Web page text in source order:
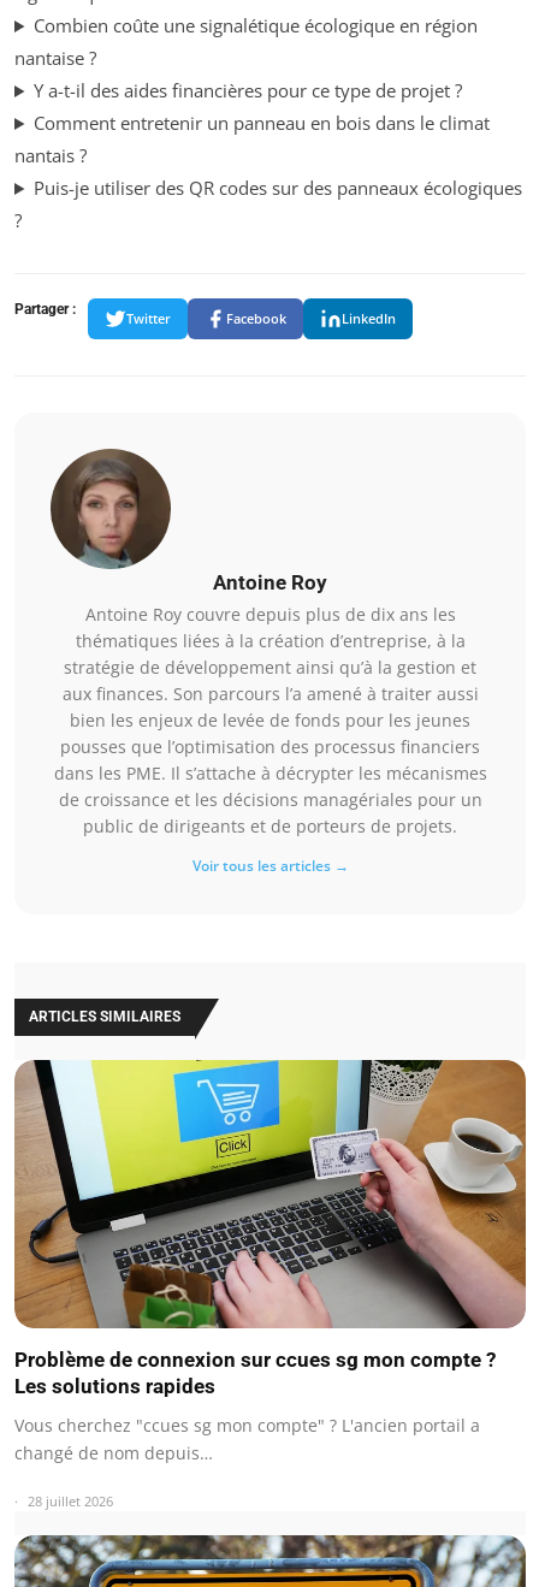
Combien coûte une signalétique écologique en région
nantaise ?
Y a-t-il des aides financières pour ce type de projet ?
Comment entretenir un panneau en bois dans le climat
nantais ?
Puis-je utiliser des QR codes sur des panneaux écologiques
?
Partager :
Twitter Facebook LinkedIn
Antoine Roy
Antoine Roy couvre depuis plus de dix ans les
thématiques liées à la création d’entreprise, à la
stratégie de développement ainsi qu’à la gestion et
aux finances. Son parcours l’a amené à traiter aussi
bien les enjeux de levée de fonds pour les jeunes
pousses que l’optimisation des processus financiers
dans les PME. Il s’attache à décrypter les mécanismes
de croissance et les décisions managériales pour un
public de dirigeants et de porteurs de projets.
Voir tous les articles →
ARTICLES SIMILAIRES
Problème de connexion sur ccues sg mon compte ?
Les solutions rapides
Vous cherchez "ccues sg mon compte" ? L'ancien portail a
changé de nom depuis…
28 juillet 2026